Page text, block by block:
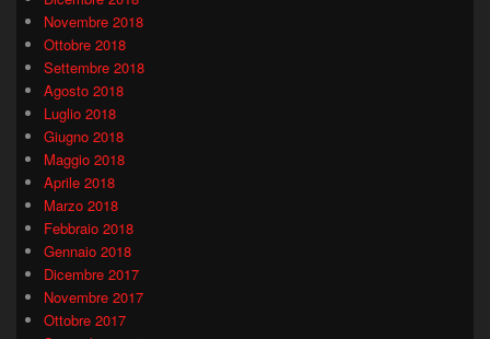
Novembre 2018
Ottobre 2018
Settembre 2018
Agosto 2018
Luglio 2018
Giugno 2018
Maggio 2018
Aprile 2018
Marzo 2018
Febbraio 2018
Gennaio 2018
Dicembre 2017
Novembre 2017
Ottobre 2017